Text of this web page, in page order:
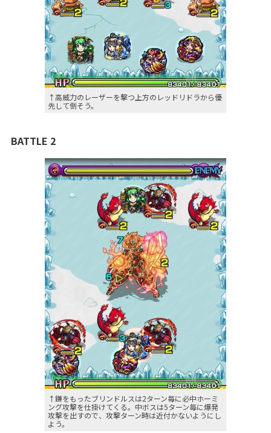
↑高威力のレーザーを撃つ上方のレッドリドラから優
先して倒そう。
BATTLE 2
↑鎌をもったブリンドルスは2ターン毎に必中ホーミ
ング攻撃を仕掛けてくる。中ボスは5ターン毎に爆発
攻撃を出すので、攻撃ターン時は近付かないようにし
よう。